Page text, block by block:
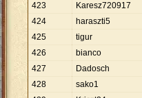
423
Karesz720917
424
haraszti5
425
tigur
426
bianco
427
Dadosch
428
sako1